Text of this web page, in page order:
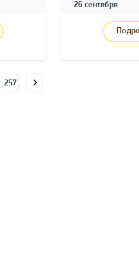
26 сентября
257